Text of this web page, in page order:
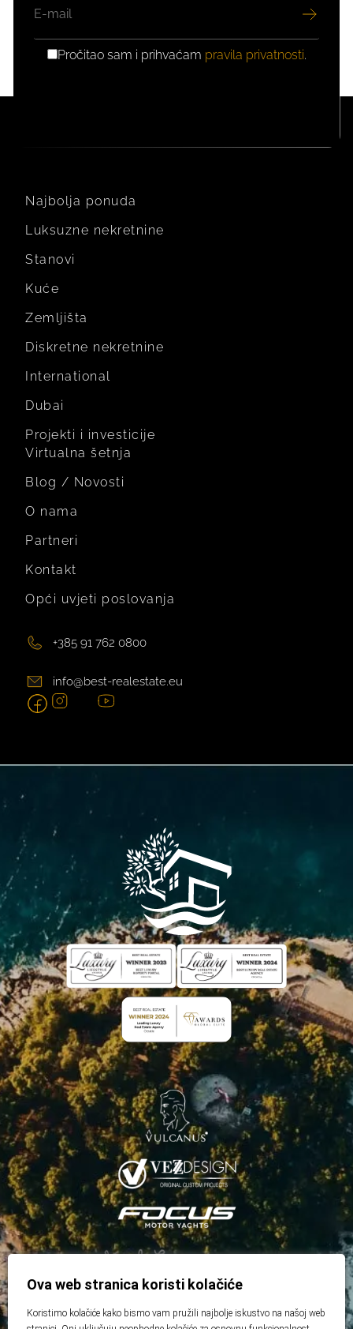
GDPRPročitao sam i prihvaćam pravila privatnosti.
Najbolja ponuda
Luksuzne nekretnine
Stanovi
Kuće
Zemljišta
Diskretne nekretnine
International
Dubai
Projekti i investicije
Virtualna šetnja
Blog / Novosti
O nama
Partneri
Kontakt
Opći uvjeti poslovanja
+385 91 762 0800
info@best-realestate.eu
Ova web stranica koristi kolačiće
Koristimo kolačiće kako bismo vam pružili najbolje iskustvo na našoj web